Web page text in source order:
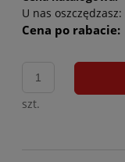
U nas oszczędzasz:
Cena po rabacie:
szt.